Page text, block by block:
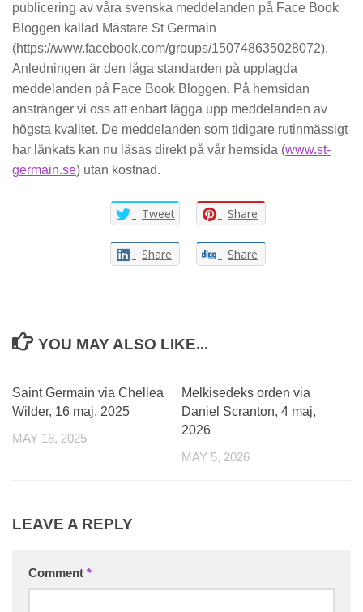
publicering av våra svenska meddelanden på Face Book
Bloggen kallad Mästare St Germain
(https://www.facebook.com/groups/150748635028072).
Anledningen är den låga standarden på upplagda
meddelanden på Face Book Bloggen. På hemsidan
anstränger vi oss att enbart lägga upp meddelanden av
högsta kvalitet. De meddelanden som tidigare rutinmässigt
har länkats kan nu läsas direkt på vår hemsida (www.st-
germain.se) utan kostnad.
Tweet Share
Share Share
YOU MAY ALSO LIKE...
Saint Germain via Chellea
Wilder, 16 maj, 2025
MAY 18, 2025
Melkisedeks orden via
Daniel Scranton, 4 maj,
2026
MAY 5, 2026
LEAVE A REPLY
Comment *